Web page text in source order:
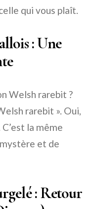
qui vous plaît.
: Une
Welsh rarebit ?
rarebit ». Oui,
la même
et de
: Retour